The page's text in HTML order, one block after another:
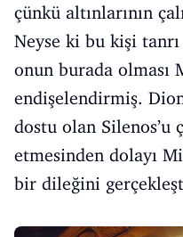
çünkü altınlarının
Neyse ki bu kişi tanrı
onun burada olması
endişelendirmiş.
dostu olan Silenos’u
etmesinden dolayı
bir dileğini